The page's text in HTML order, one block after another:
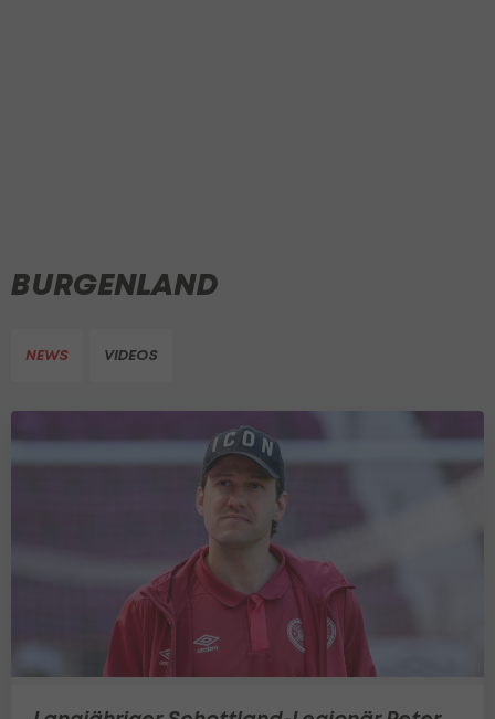
BURGENLAND
NEWS VIDEOS